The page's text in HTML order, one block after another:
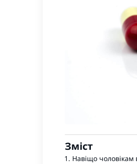
Зміст
Навіщо чоловікам